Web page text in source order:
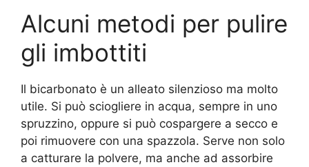
Alcuni metodi per pulire
gli imbottiti
Il bicarbonato è un alleato silenzioso ma molto
utile. Si può sciogliere in acqua, sempre in uno
spruzzino, oppure si può cospargere a secco e
poi rimuovere con una spazzola. Serve non solo
a catturare la polvere, ma anche ad assorbire